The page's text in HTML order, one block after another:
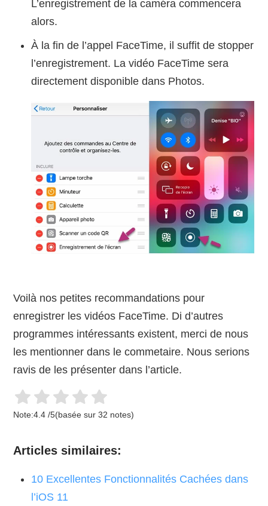
L’enregistrement de la caméra commencera
alors.
À la fin de l’appel FaceTime, il suffit de stopper
l’enregistrement. La vidéo FaceTime sera
directement disponible dans Photos.
Voilà nos petites recommandations pour
enregistrer les vidéos FaceTime. Di d’autres
programmes intéressants existent, merci de nous
les mentionner dans le commetaire. Nous serions
ravis de les présenter dans l’article.
Note:4.4 /5(basée sur32 notes)
Articles similaires:
10 Excellentes Fonctionnalités Cachées dans
l’iOS 11